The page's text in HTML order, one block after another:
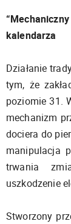
kalendarza
Działanie
tym, że
poziomie 31.
mechanizm
dociera do
manipulacja
trwania
uszkodzenie
Stworzony